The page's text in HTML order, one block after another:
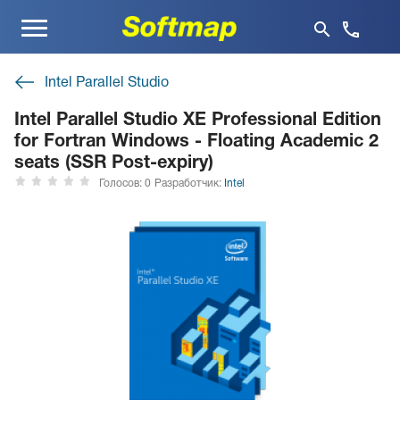
Меню
Intel Parallel Studio
Intel Parallel Studio XE Professional Edition
for Fortran Windows - Floating Academic 2
seats (SSR Post-expiry)
Голосов: 0 Разработчик: Intel